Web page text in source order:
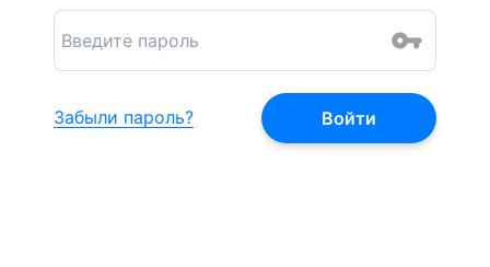
Забыли пароль?